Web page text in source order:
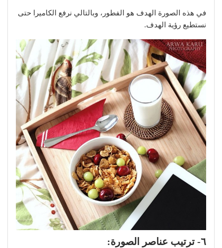
في هذه الصورة الهدف هو الفطور، وبالتالي نرفع الكاميرا حتى
نستطيع رؤية الهدف.
٦- ترتيب عناصر الصورة: